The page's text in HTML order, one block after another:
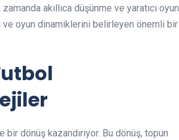
akıllıca düşünme ve yaratıcı oyun
oyun dinamiklerini belirleyen önemli bir
dönüş kazandırıyor. Bu dönüş, topun